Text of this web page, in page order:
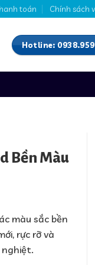
toán Chính sách
Hotline:
Bền Màu
màu sắc bền
rực rỡ và